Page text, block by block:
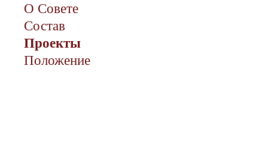
О Совете
Состав
Проекты
Положение